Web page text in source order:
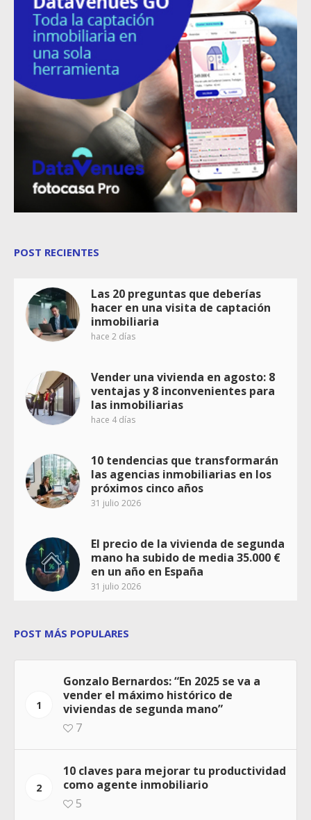
POST RECIENTES
Las 20 preguntas que deberías
hacer en una visita de captación
inmobiliaria
hace 2 días
Vender una vivienda en agosto: 8
ventajas y 8 inconvenientes para
las inmobiliarias
hace 4 días
10 tendencias que transformarán
las agencias inmobiliarias en los
próximos cinco años
31 julio 2026
El precio de la vivienda de segunda
mano ha subido de media 35.000 €
en un año en España
31 julio 2026
POST MÁS POPULARES
1
Gonzalo Bernardos: “En 2025 se va a
vender el máximo histórico de
viviendas de segunda mano”
7
2
10 claves para mejorar tu productividad
como agente inmobiliario
5